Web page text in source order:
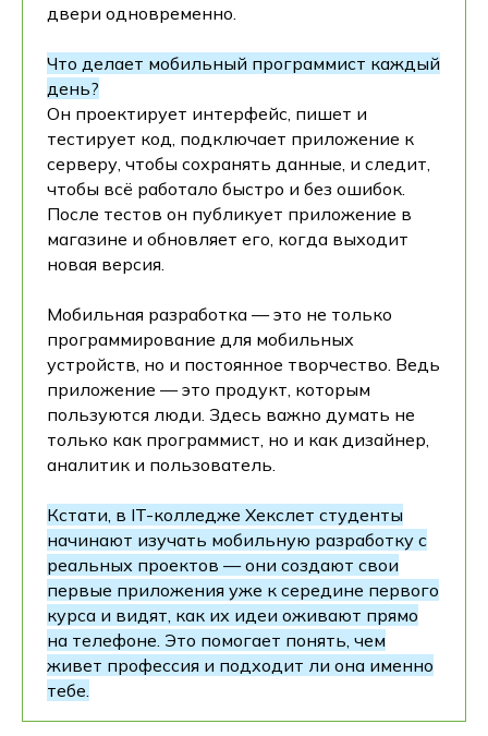
двери одновременно.
Что делает мобильный программист каждый
день?
Он проектирует интерфейс, пишет и
тестирует код, подключает приложение к
серверу, чтобы сохранять данные, и следит,
чтобы всё работало быстро и без ошибок.
После тестов он публикует приложение в
магазине и обновляет его, когда выходит
новая версия.
Мобильная разработка — это не только
программирование для мобильных
устройств, но и постоянное творчество. Ведь
приложение — это продукт, которым
пользуются люди. Здесь важно думать не
только как программист, но и как дизайнер,
аналитик и пользователь.
Кстати, в IT-колледже Хекслет студенты
начинают изучать мобильную разработку с
реальных проектов — они создают свои
первые приложения уже к середине первого
курса и видят, как их идеи оживают прямо
на телефоне. Это помогает понять, чем
живет профессия и подходит ли она именно
тебе.